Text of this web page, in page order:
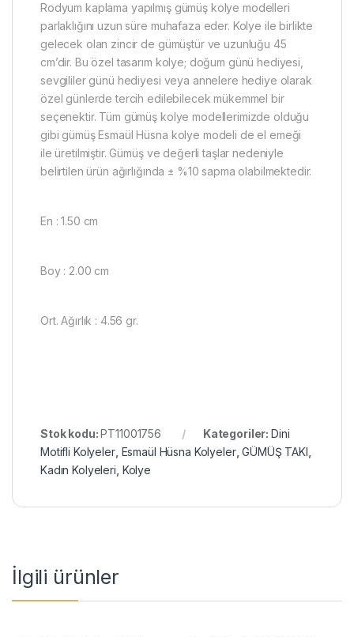
Rodyum kaplama yapılmış gümüş kolye modelleri
parlaklığını uzun süre muhafaza eder. Kolye ile birlikte
gelecek olan zincir de gümüştür ve uzunluğu 45
cm’dir. Bu özel tasarım kolye; doğum günü hediyesi,
sevgililer günü hediyesi veya annelere hediye olarak
özel günlerde tercih edilebilecek mükemmel bir
seçenektir. Tüm gümüş kolye modellerimizde olduğu
gibi gümüş Esmaül Hüsna kolye modeli de el emeği
ile üretilmiştir. Gümüş ve değerli taşlar nedeniyle
belirtilen ürün ağırlığında ± %10 sapma olabilmektedir.
En : 1.50 cm
Boy : 2.00 cm
Ort. Ağırlık : 4.56 gr.
Stok kodu:PT11001756 Kategoriler: Dini
Motifli Kolyeler, Esmaül Hüsna Kolyeler,GÜMÜŞ TAKI
Kadın Kolyeleri Kolye
İlgili ürünler